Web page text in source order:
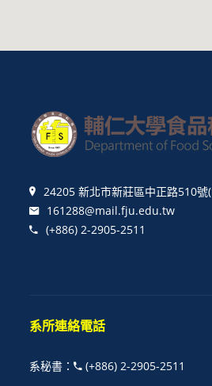
24205 新北市新莊區中正路510號
161288@mail.fju.edu.tw
(+886) 2-2905-2511
系所連絡電話
系秘書 ：
(+886) 2-2905-2511